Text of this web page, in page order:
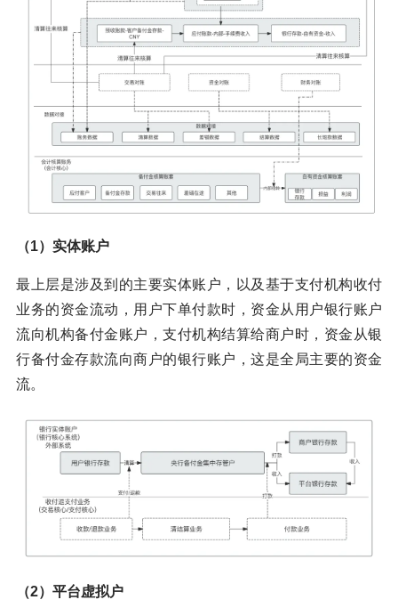
（1）实体账户
最上层是涉及到的主要实体账户，以及基于支付机构收付
业务的资金流动，用户下单付款时，资金从用户银行账户
流向机构备付金账户，支付机构结算给商户时，资金从银
行备付金存款流向商户的银行账户，这是全局主要的资金
流。
（2）平台虚拟户